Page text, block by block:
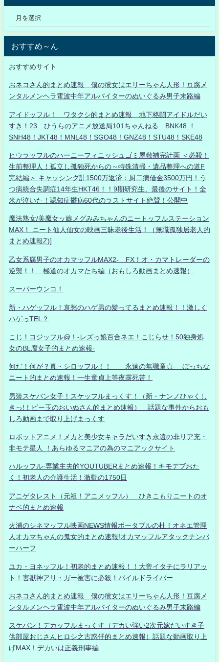
おすすめ～ん
おすすめサイト
おネコさん的まとめ速報 僕の彼女はエリーちゃん人形！豆腐メ
ンタルメンヘラ電波中年アルバイターのぬいぐるみ男子末路編
アイドッフル！ ワタクシ的まとめ速報 地下格闘アイドルだい
すき！23 ひうらのアニメ放送局101ちゃんねる BNK48 ！
SNH48！JKT48！MNL48！SGO48！GNZ48！STU48！SKE48
ヒウラッフルのハーニーフィニッシュゴミ屋敷補完計画 ＜必殺！
生前整理人！孤立し孤独死からの～特殊清掃・遺品整理への道F
完結編＞ キャッシング計1500万返済：厨二病借金3500万円！う
つ病統合失調症14年生HKT46！！9期研究生、最後のサイト！全
米が泣いた！認知症鬱病60代のラストサイト絶賛！公開中
魔法熟女/美魔女ッ娘メグみみちゃんのニートッフルステーション
MAX！ ニート仙人仙女の映画三昧老後生活！（無職孤独居老人的
まとめ速報Z)]
乙女系腐男子のオカマッフルMAX2- FX！オ・カマトレーダーの
逆襲！！ 極道のオカマたち編（おもしろ動画まとめ速報）
スーパーウンコ！
新・ハゲッフル！哀愁のハゲ男の髪ってるまとめ速報！！激しく
ハゲっTEL？
こじ！コジッフル@！-レズっ娘百合ネエ！こじらせ！50独身処
女のBL腐女子的まとめ速報-
何だ！何が？真・シロッフル！！ 永遠の無職童貞- ぼっちな
ニート的まとめ速報！一生童貞上等夜露死苦！
男装スケバン女子！スケッフルまっくす！（新・ナンノひゃくし
きっ!！ビー玉のおいぬさん的まとめ速報） 話題な事件からおも
しろ動画まで取り上げまっくす
ロボットアニメ！メカと美少女キャラだいすき永遠の非リア充・
非モテ星人 ！あらゆるマニアの為のマニアックサイト
ハルッフル-専業主夫的YOUTUBERまとめ速報！キモデブおた
く！初老人の介護生活！激動の1750日
アニゲタレスト（元祖！アニメッフル） ひきこもりニートのオ
ナベ的まとめ速報
火浦のシネマッフル映画NEWS情報ポータブルの杜！オネエ管理
人オカマちゃんの鬼女的まとめ速報!オカマッフルアタックナンバ
ーハーフ
ユカ・ヨネッフル！初老的まとめ速報！！大帝イタチにラリアッ
ト！害獣神アリ・ガー被害に必殺！パイルドライバー
おネコさん的まとめ速報 僕の彼女はエリーちゃん人形！豆腐メ
ンタルメンヘラ電波中年アルバイターのぬいぐるみ男子末路編
スケバン！デカッフルまっくす（デカい強い2次元嫁だいすき子
供部屋おじさんヒロシ之古惑仔的まとめ速報）話題な動画取り上
げMAX！デカいは正義刑事編